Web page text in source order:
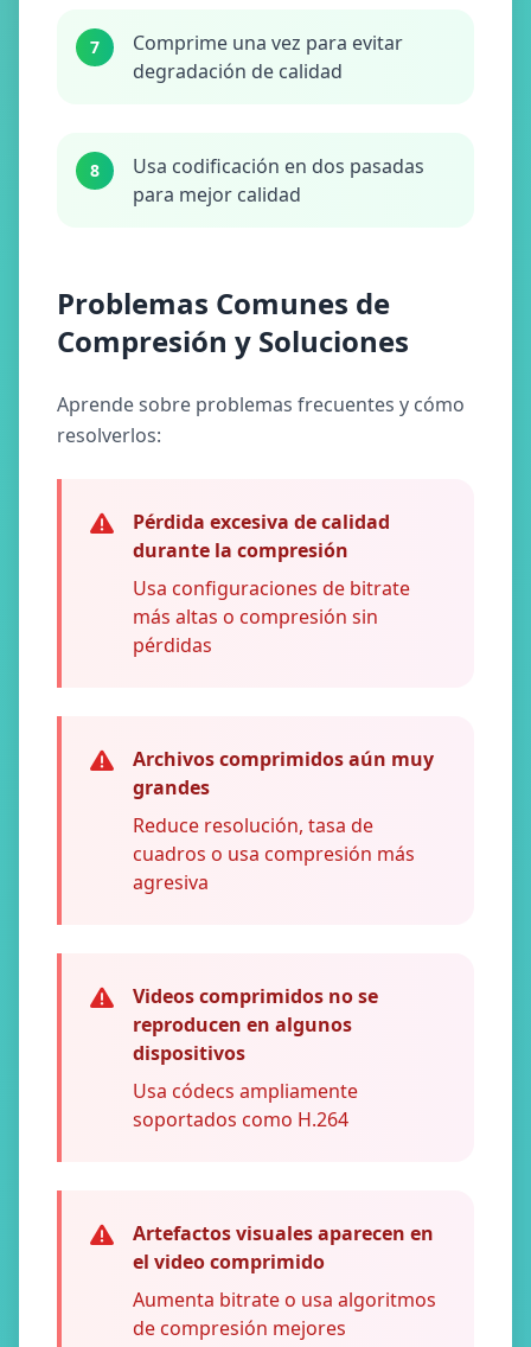
7
Comprime una vez para evitar
degradación de calidad
8
Usa codificación en dos pasadas
para mejor calidad
Problemas Comunes de
Compresión y Soluciones
Aprende sobre problemas frecuentes y cómo
resolverlos:
Pérdida excesiva de calidad
durante la compresión
Usa configuraciones de bitrate
más altas o compresión sin
pérdidas
Archivos comprimidos aún muy
grandes
Reduce resolución, tasa de
cuadros o usa compresión más
agresiva
Videos comprimidos no se
reproducen en algunos
dispositivos
Usa códecs ampliamente
soportados como H.264
Artefactos visuales aparecen en
el video comprimido
Aumenta bitrate o usa algoritmos
de compresión mejores